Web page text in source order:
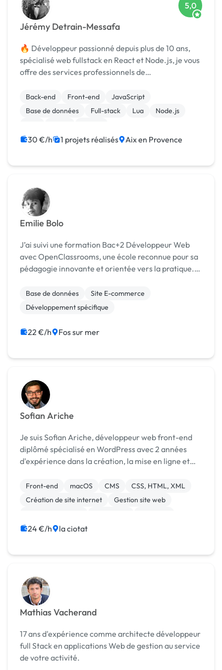
Jérémy Detrain-Messafa
5,0
🔥 Développeur passionné depuis plus de 10 ans,
spécialisé web fullstack en React et Node.js, je vous
offre des services professionnels de
Expérimenté dans la création de sites web
modernes et performants, q...
Back-end Front-end
JavaScript
Base de données
Full-stack Lua
Node.js
30 €/h 1 projets réalisés Aix en Provence
Emilie Bolo
J’ai suivi une formation Bac+2 Développeur Web
avec OpenClassrooms, une école reconnue pour sa
pédagogie innovante et orientée vers la pratique.
m’a permis de travailler sur des projets concrets...
Base de données
Site E-commerce
Développement spécifique
22 €/h Fos sur mer
Sofian Ariche
Je suis Sofian Ariche, développeur web front-end
diplômé spécialisé en WordPress avec 2 années
d'expérience dans la création, la mise en ligne et
compétences en WordPress, je maîtrise également
les technolo...
Front-end macOS CMS
CSS, HTML, XML
Création de site internet
Gestion site web
Boutons
24 €/h la ciotat
Mathias Vacherand
17 ans d'expérience comme architecte développeur
full Stack en applications Web de gestion au service
de votre activité.